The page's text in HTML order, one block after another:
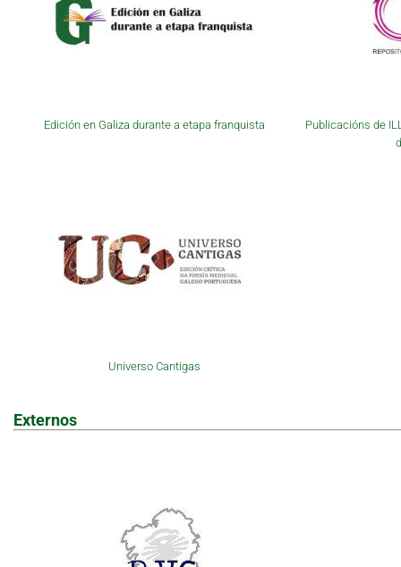
Edición en Galiza durante a etapa franquista
Publicacións de
Universo Cantigas
Externos